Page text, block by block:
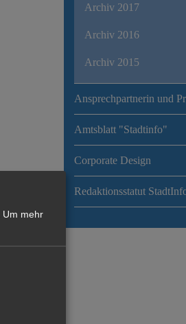
Archiv 2017
Archiv 2016
Archiv 2015
Ansprechpartnerin und
Amtsblatt "Stadtinfo"
Corporate Design
Redaktionsstatut
Um mehr